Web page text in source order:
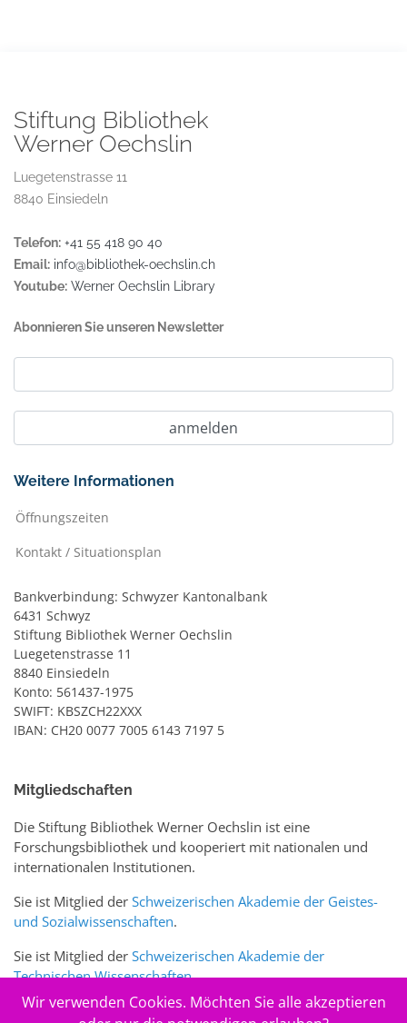
Stiftung Bibliothek
Werner Oechslin
Luegetenstrasse 11
8840 Einsiedeln
Telefon: +41 55 418 90 40
Email: info@bibliothek-oechslin.ch
Youtube: Werner Oechslin Library
Abonnieren Sie unseren Newsletter
Weitere Informationen
Öffnungszeiten
Kontakt / Situationsplan
Bankverbindung: Schwyzer Kantonalbank
6431 Schwyz
Stiftung Bibliothek Werner Oechslin
Luegetenstrasse 11
8840 Einsiedeln
Konto: 561437-1975
SWIFT: KBSZCH22XXX
IBAN: CH20 0077 7005 6143 7197 5
Mitgliedschaften
Die Stiftung Bibliothek Werner Oechslin ist eine
Forschungsbibliothek und kooperiert mit nationalen und
internationalen Institutionen.
Sie ist Mitglied der Schweizerischen Akademie der Geistes-
und Sozialwissenschaften.
Sie ist Mitglied der Schweizerischen Akademie der
Technischen Wissenschaften.
Sie ist zudem Mitglied des Schweizer Portalswww.sciences-
Wir verwenden Cookies. Möchten Sie alle akzeptieren